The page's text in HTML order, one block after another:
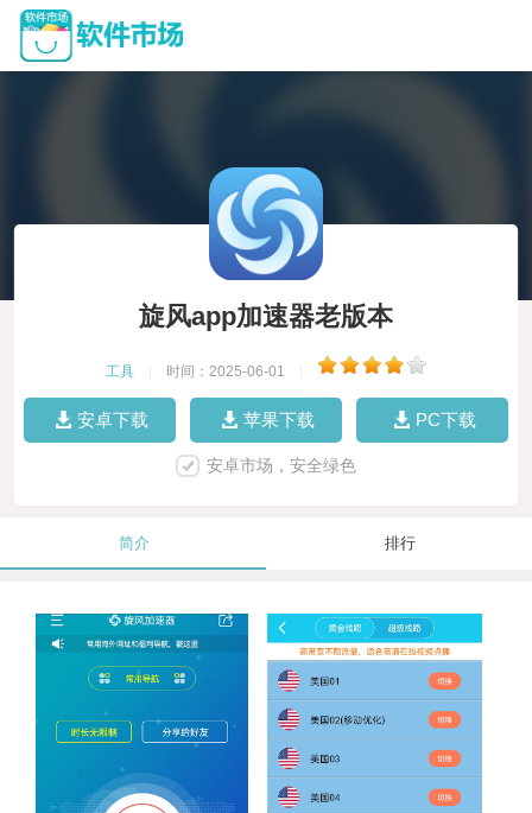
旋风app加速器老版本
工具 时间：2025-06-01
安卓下载 苹果下载 PC下载
安卓市场，安全绿色
简介 排行